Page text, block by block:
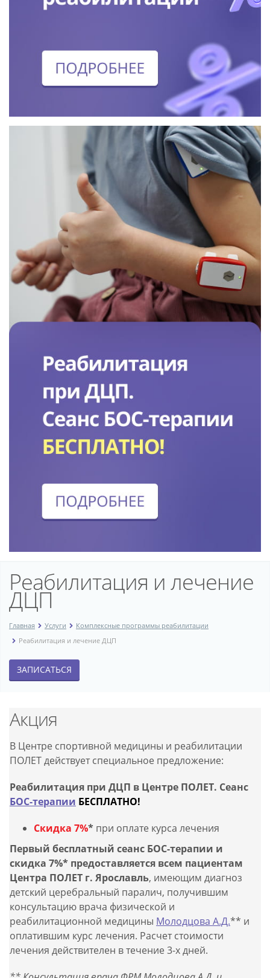
Реабилитация и лечение
ДЦП
Главная Услуги
Комплексные программы реабилитации
Реабилитация и лечение ДЦП
ЗАПИСАТЬСЯ
Акция
В Центре спортивной медицины и реабилитации
ПОЛЕТ действует специальное предложение:
Реабилитация при ДЦП в Центре ПОЛЕТ. Сеанс
БОС-терапии БЕСПЛАТНО!
Скидка 7%* при оплате курса лечения
Первый бесплатный сеанс БОС-терапии и
скидка 7%* предоставляется всем пациентам
Центра ПОЛЕТ г. Ярославль, имеющим диагноз
детский церебральный паралич, получившим
консультацию врача физической и
реабилитационной медицины Молодцова А.Д.** и
оплатившим курс лечения. Расчет стоимости
лечения действителен в течение 3-х дней.